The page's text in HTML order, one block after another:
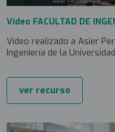
Vídeo FACULTAD DE
Vídeo realizado a Asier
Ingeniería de la
ver recurso